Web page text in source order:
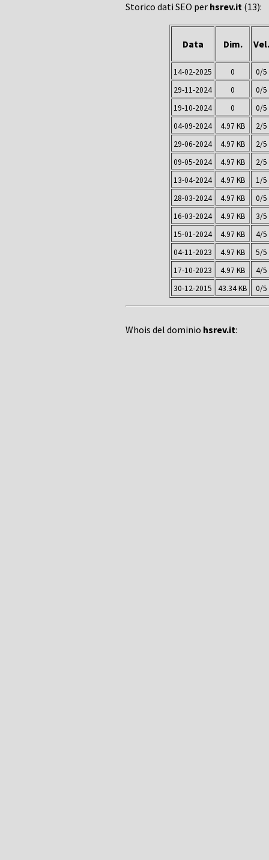
Storico dati SEO per hsrev.it (13):
Data Dim. Vel.
14-02-2025 0
0/5
29-11-2024
0
0/5
19-10-2024
0
0/5
04-09-2024
4.97 KB
2/5
29-06-2024
4.97 KB
2/5
09-05-2024
4.97 KB
2/5
13-04-2024
4.97 KB
1/5
28-03-2024
4.97 KB
0/5
16-03-2024
4.97 KB
3/5
15-01-2024
4.97 KB
4/5
04-11-2023
4.97 KB
5/5
17-10-2023
4.97 KB
4/5
30-12-2015
43.34 KB 0/5
Whois del dominio hsrev.it: